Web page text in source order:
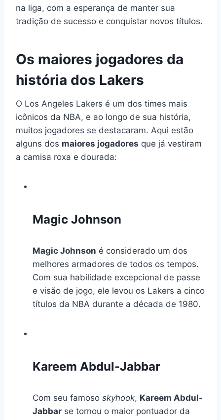
na liga, com a esperança de manter sua
tradição de sucesso e conquistar novos títulos.
Os maiores jogadores da
história dos Lakers
O Los Angeles Lakers é um dos times mais
icônicos da NBA, e ao longo de sua história,
muitos jogadores se destacaram. Aqui estão
alguns dos maiores jogadores que já vestiram
a camisa roxa e dourada:
Magic Johnson
Magic Johnson é considerado um dos
melhores armadores de todos os tempos.
Com sua habilidade excepcional de passe
e visão de jogo, ele levou os Lakers a cinco
títulos da NBA durante a década de 1980.
Kareem Abdul-Jabbar
Com seu famoso skyhook, Kareem Abdul-
Jabbar se tornou o maior pontuador da